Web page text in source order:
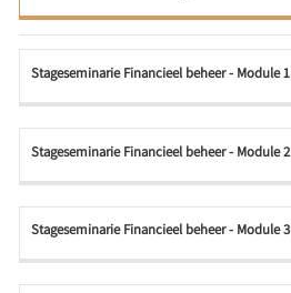
Stageseminarie Financieel beheer - Module 1
Stageseminarie Financieel beheer - Module 2
Stageseminarie Financieel beheer - Module 3